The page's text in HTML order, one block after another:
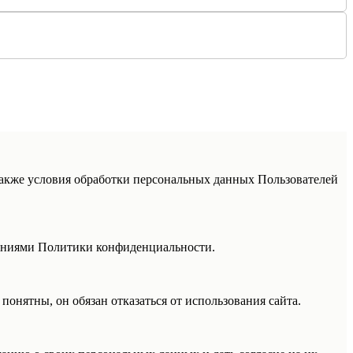
условия обработки персональных данных Пользователей
Политики конфиденциальности.
он обязан отказаться от использования сайта.